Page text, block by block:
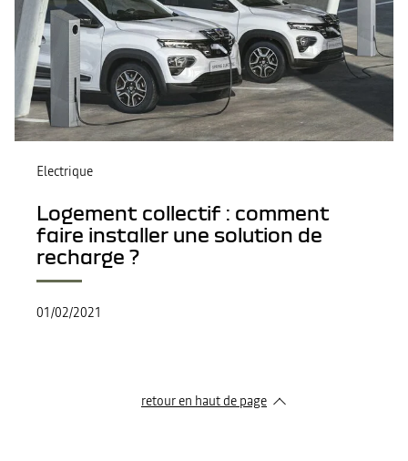
Electrique
Logement collectif : comment
faire installer une solution de
recharge ?
01/02/2021
retour en haut de page​